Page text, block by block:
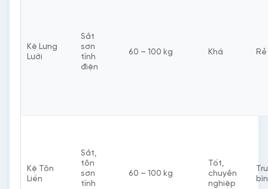
Kệ Lưng
Lưới
Sắt
sơn
tĩnh
điện
60 – 100 kg Khá Rẻ
Kệ Tôn
Liền
Sắt,
tôn
sơn
tĩnh
60 – 100 kg
Tốt,
chuyên
nghiệp